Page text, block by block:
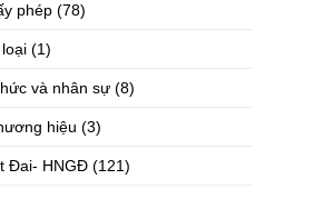
phép (78)
(1)
và nhân sự (8)
hiệu (3)
Đai- HNGĐ (121)